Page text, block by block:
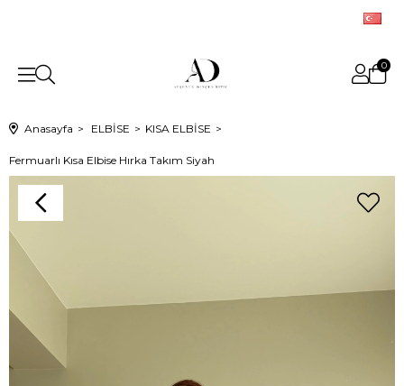
0
Anasayfa ELBİSE KISA ELBİSE
Fermuarlı Kısa Elbise Hırka Takım Siyah